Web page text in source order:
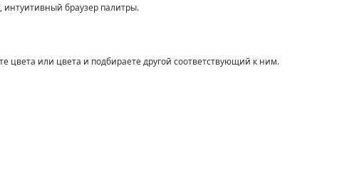
интуитивный браузер палитры.
цвета или цвета и подбираете другой соответствующий к ним.